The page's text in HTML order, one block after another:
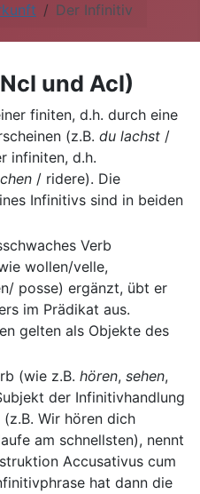
Der Infinitiv
und AcI)
finiten, d.h. durch eine
(z.B. du lachst /
infiniten, d.h.
/ ridere). Die
Infinitivs sind in beiden
Verb
wollen/velle,
posse) ergänzt, übt er
im Prädikat aus.
gelten als Objekte des
(wie z.B. hören, sehen,
der Infinitivhandlung
Wir hören dich
am schnellsten), nennt
Accusativus cum
hat dann die